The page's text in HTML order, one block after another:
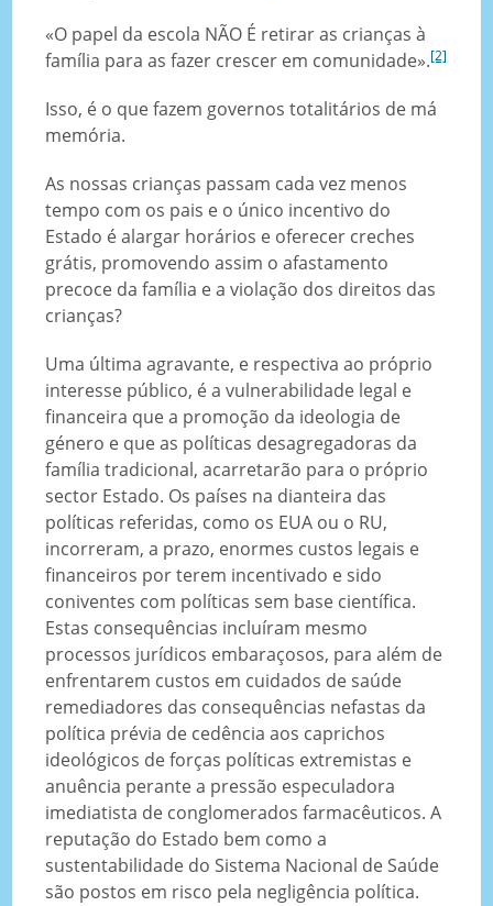
«O papel da escola NÃO É retirar as crianças à
família para as fazer crescer em comunidade».[2]
Isso, é o que fazem governos totalitários de má
memória.
As nossas crianças passam cada vez menos
tempo com os pais e o único incentivo do
Estado é alargar horários e oferecer creches
grátis, promovendo assim o afastamento
precoce da família e a violação dos direitos das
crianças?
Uma última agravante, e respectiva ao próprio
interesse público, é a vulnerabilidade legal e
financeira que a promoção da ideologia de
género e que as políticas desagregadoras da
família tradicional, acarretarão para o próprio
sector Estado. Os países na dianteira das
políticas referidas, como os EUA ou o RU,
incorreram, a prazo, enormes custos legais e
financeiros por terem incentivado e sido
coniventes com políticas sem base científica.
Estas consequências incluíram mesmo
processos jurídicos embaraçosos, para além de
enfrentarem custos em cuidados de saúde
remediadores das consequências nefastas da
política prévia de cedência aos caprichos
ideológicos de forças políticas extremistas e
anuência perante a pressão especuladora
imediatista de conglomerados farmacêuticos. A
reputação do Estado bem como a
sustentabilidade do Sistema Nacional de Saúde
são postos em risco pela negligência política.